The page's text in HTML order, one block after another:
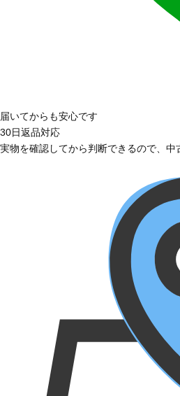
届いてからも安心です
30日返品対応
実物を確認してから判断できるので、